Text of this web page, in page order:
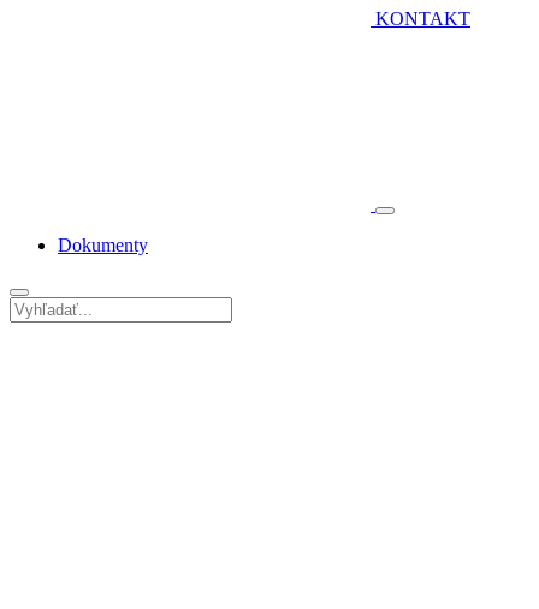
KONTAKT
Dokumenty